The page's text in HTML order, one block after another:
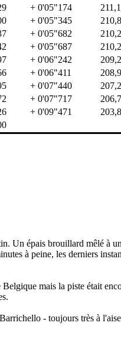
+ 0'05"174
+ 0'05"345
+ 0'05"682
+ 0'05"687
+ 0'06"242
+ 0'06"411
+ 0'07"440
+ 0'07"717
+ 0'09"471
Un épais brouillard mêlé à
à peine, les derniers
mais la piste était
- toujours très à